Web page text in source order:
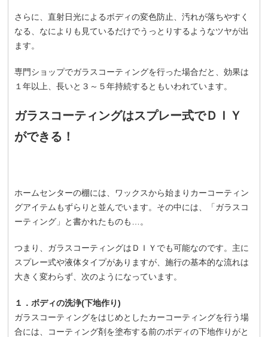
さらに、直射日光によるボディの変色防止、汚れが落ちやすく
なる、なによりも見ているだけでうっとりするようなツヤが出
ます。
専門ショップでガラスコーティングを行った場合だと、効果は
１年以上、長いと３～５年持続するともいわれています。
ガラスコーティングはスプレー式でＤＩＹ
ができる！
ホームセンターの棚には、ワックスから始まりカーコーティン
グアイテムもずらりと並んでいます。その中には、「ガラスコ
ーティング」と書かれたものも…。
つまり、ガラスコーティングはＤＩＹでも可能なのです。主に
スプレー式や液体タイプがありますが、施行の基本的な流れは
大きく変わらず、次のようになっています。
１．ボディの洗浄(下地作り)
ガラスコーティングをはじめとしたカーコーティングを行う場
合には、コーティング剤を塗布する前のボディの下地作りがと